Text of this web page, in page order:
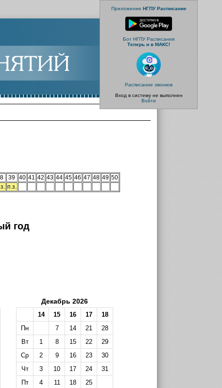
Приложение НГПУ Расписание
Бот НГПУ Расписания
Теперь и в МАКС!
Расписание звонков
Вход в систему не выполнен
Войти
39 40 41 42 43 44 45 46 47 48 49 50
п.з.
год
Декабрь 2026
14 15 16 17
18
Пн
7 14 21
28
Вт
1 8 15 22
29
Ср
2 9 16 23
30
Чт
3 10 17 24
31
Пт
4 11 18
25